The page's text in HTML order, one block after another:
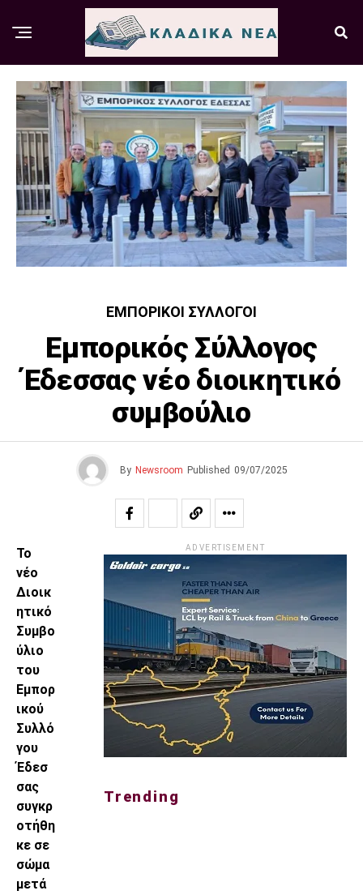
ΕΜΠΟΡΙΚΟΊ ΣΎΛΛΟΓΟΙ
Εμπορικός Σύλλογος
Έδεσσας νέο διοικητικό
συμβούλιο
By Newsroom Published 09/07/2025
Το
νέο
Διοικ
ητικό
Συμβο
ύλιο
του
Εμπορ
ικού
Συλλό
γου
Έδεσ
σας
συγκρ
οτήθη
κε σε
σώμα
μετά
ADVERTISEMENT
Trending